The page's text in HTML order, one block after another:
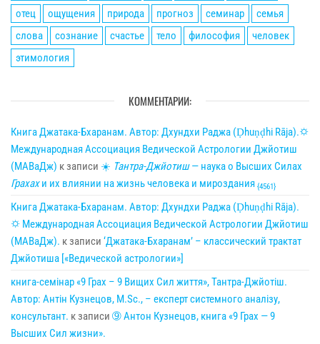
отец
ощущения природа прогноз семинар
семья
слова
сознание счастье тело философия
человек
этимология
КОММЕНТАРИИ:
Книга Джатака-Бхаранам. Автор: Дхундхи Раджа (Ḍhuṇḍhi Rāja).🌣
Международная Ассоциация Ведической Астрологии Джйотиш
(МАВаДж) к записи ☀ Тантра-Джйотиш— наука о Высших Силах
Грахахи их влиянии на жизнь человека и мироздания {4561}
Книга Джатака-Бхаранам. Автор: Дхундхи Раджа (Ḍhuṇḍhi Rāja).
🌣 Международная Ассоциация Ведической Астрологии Джйотиш
(МАВаДж). к записи ‘Джатака-Бхаранам’ – классический трактат
Джйотиша [«Ведической астрологии»]
книга-семінар «9 Грах – 9 Вищих Сил життя», Тантра-Джйотіш.
Автор: Антін Кузнецов, M.Sc., – експерт системного аналізу,
консультант. к записи ➈ Антон Кузнецов, книга «9 Грах — 9
Высших Сил жизни».